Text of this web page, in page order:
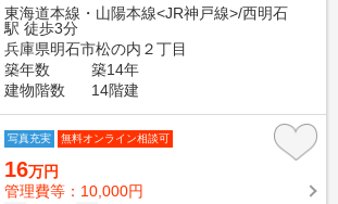
東海道本線・山陽本線<JR神戸線>/西明石
駅 徒歩3分
兵庫県明石市松の内２丁目
築年数
築14年
建物階数
14階建
写真充実 無料オンライン相談可
16万円
管理費等：10,000円